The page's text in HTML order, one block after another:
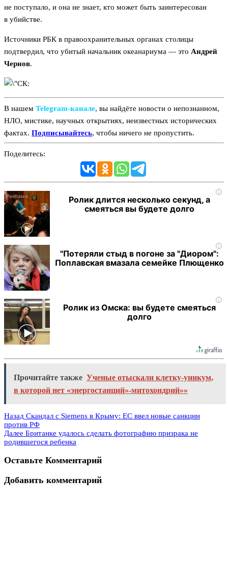
не поступало, и она не знает, кто может быть заинтересован
в убийстве.
Источники РБК в правоохранительных органах столицы
подтвердил, что убитый начальник океанариума — это Андрей
Чернов.
В нашем Telegram‑канале, вы найдёте новости о непознанном,
НЛО, мистике, научных открытиях, неизвестных исторических
фактах. Подписывайтесь, чтобы ничего не пропустить.
Поделитесь:
i
Ролик длится несколько секунд, а
смеяться вы будете долго
i
"Потеряли стыд в погоне за "Диором":
Поплавская вмазала семейке Плющенко
i
Ролик из Омска: вы будете смеяться
долго
Прочитайте также Ученые отыскали клетку-уникум,
в которой нет «энергостанций»-митохондрий»»
Назад Скандал с Siemens в Крыму: ЕС ввел новые санкции
против РФ
Далее Британке удалось сделать фотографию призрака не
родившегося ребенка
Оставьте Комментарий
Добавить комментарий